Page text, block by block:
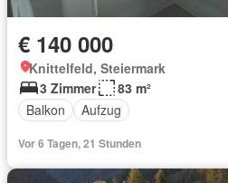
€ 140 000
Knittelfeld, Steiermark
3 Zimmer
83 m²
Balkon
Aufzug
Vor 6 Tagen, 21 Stunden